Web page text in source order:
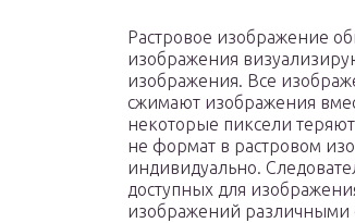
Растровое изображение
изображения
изображения. Все
сжимают изображения
некоторые пиксели
не формат в растровом
индивидуально.
доступных для
изображений различными